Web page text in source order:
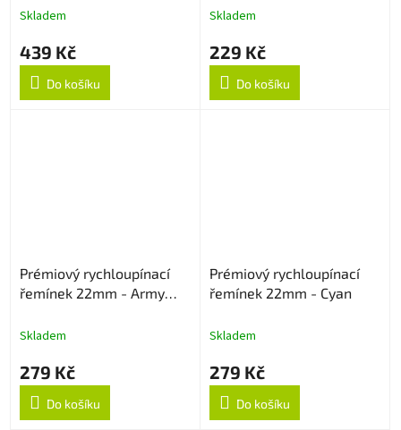
Skladem
439 Kč
Do košíku
Skladem
229 Kč
Do košíku
Prémiový rychloupínací
řemínek 22mm - Army
Skladem
279 Kč
Do košíku
Prémiový rychloupínací
řemínek 22mm - Cyan
Skladem
279 Kč
Do košíku